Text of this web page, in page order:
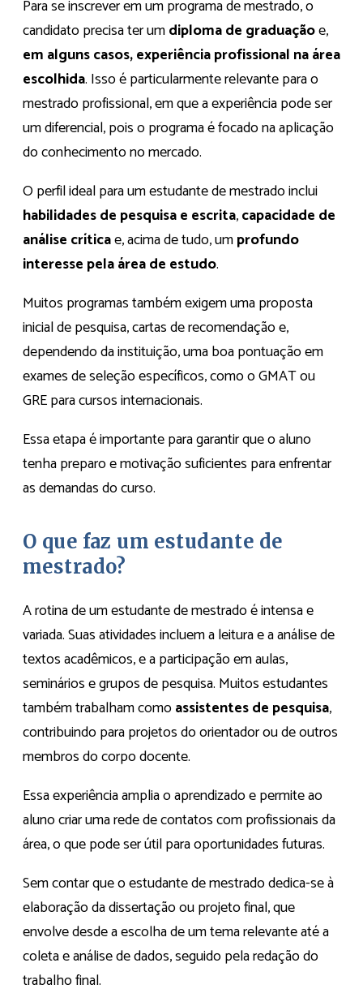
Para se inscrever em um programa de mestrado, o
candidato precisa ter umdiploma de graduaçãoe,
em alguns casos, experiência profissional na área
escolhida. Isso é particularmente relevante para o
mestrado profissional, em que a experiência pode ser
um diferencial, pois o programa é focado na aplicação
do conhecimento no mercado.
O perfil ideal para um estudante de mestrado inclui
habilidades de pesquisa e escrita,capacidade de
análise críticae, acima de tudo, umprofundo
interesse pela área de estudo.
Muitos programas também exigem uma proposta
inicial de pesquisa, cartas de recomendação e,
dependendo da instituição, uma boa pontuação em
exames de seleção específicos, como o GMAT ou
GRE para cursos internacionais.
Essa etapa é importante para garantir que o aluno
tenha preparo e motivação suficientes para enfrentar
as demandas do curso.
O que faz um estudante de
mestrado?
A rotina de um estudante de mestrado é intensa e
variada. Suas atividades incluem a leitura e a análise de
textos acadêmicos, e a participação em aulas,
seminários e grupos de pesquisa. Muitos estudantes
também trabalham comoassistentes de pesquisa,
contribuindo para projetos do orientador ou de outros
membros do corpo docente.
Essa experiência amplia o aprendizado e permite ao
aluno criar uma rede de contatos com profissionais da
área, o que pode ser útil para oportunidades futuras.
Sem contar que o estudante de mestrado dedica-se à
elaboração da dissertação ou projeto final, que
envolve desde a escolha de um tema relevante até a
coleta e análise de dados, seguido pela redação do
trabalho final.